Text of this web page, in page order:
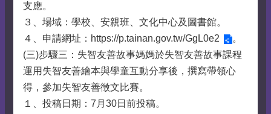
支應。
３、場域：學校、安親班、文化中心及圖書館。
４、申請網址： https://p.tainan.gov.tw/GgL0e2
。
(三)步驟三：失智友善故事媽媽於失智友善故事課程
運用失智友善繪本與學童互動分享後，撰寫帶領心
得，參加失智友善徵文比賽。
１、投稿日期：7月30日前投稿。